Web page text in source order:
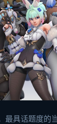
最具话题度的